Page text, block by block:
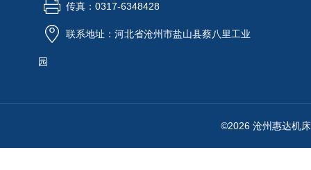
传真：0317-6348428
联系地址：河北省沧州市盐山县蔡八里工业
园
©2026 沧州惠达机